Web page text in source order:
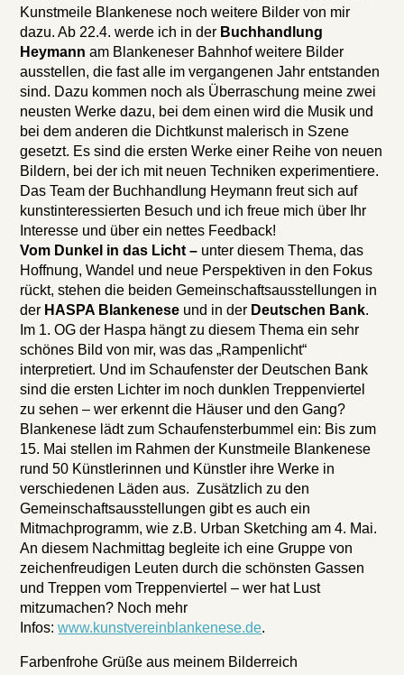
Kunstmeile Blankenese noch weitere Bilder von mir
dazu. Ab 22.4. werde ich in der Buchhandlung
Heymann am Blankeneser Bahnhof weitere Bilder
ausstellen, die fast alle im vergangenen Jahr entstanden
sind. Dazu kommen noch als Überraschung meine zwei
neusten Werke dazu, bei dem einen wird die Musik und
bei dem anderen die Dichtkunst malerisch in Szene
gesetzt. Es sind die ersten Werke einer Reihe von neuen
Bildern, bei der ich mit neuen Techniken experimentiere.
Das Team der Buchhandlung Heymann freut sich auf
kunstinteressierten Besuch und ich freue mich über Ihr
Interesse und über ein nettes Feedback!
Vom Dunkel in das Licht – unter diesem Thema, das
Hoffnung, Wandel und neue Perspektiven in den Fokus
rückt, stehen die beiden Gemeinschaftsausstellungen in
der HASPA Blankenese und in der Deutschen Bank.
Im 1. OG der Haspa hängt zu diesem Thema ein sehr
schönes Bild von mir, was das „Rampenlicht“
interpretiert. Und im Schaufenster der Deutschen Bank
sind die ersten Lichter im noch dunklen Treppenviertel
zu sehen – wer erkennt die Häuser und den Gang?
Blankenese lädt zum Schaufensterbummel ein: Bis zum
15. Mai stellen im Rahmen der Kunstmeile Blankenese
rund 50 Künstlerinnen und Künstler ihre Werke in
verschiedenen Läden aus. Zusätzlich zu den
Gemeinschaftsausstellungen gibt es auch ein
Mitmachprogramm, wie z.B. Urban Sketching am 4. Mai.
An diesem Nachmittag begleite ich eine Gruppe von
zeichenfreudigen Leuten durch die schönsten Gassen
und Treppen vom Treppenviertel – wer hat Lust
mitzumachen? Noch mehr
Infos:www.kunstvereinblankenese.de.
Farbenfrohe Grüße aus meinem Bilderreich